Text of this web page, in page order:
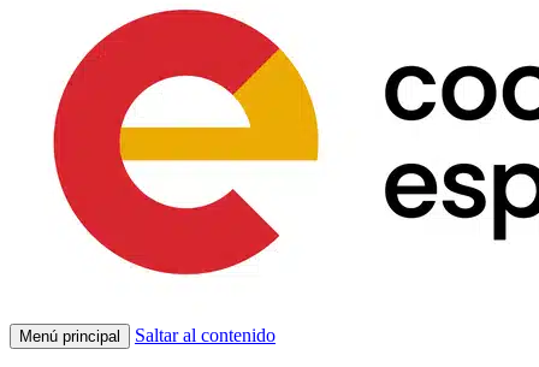
Menú principal Saltar al contenido